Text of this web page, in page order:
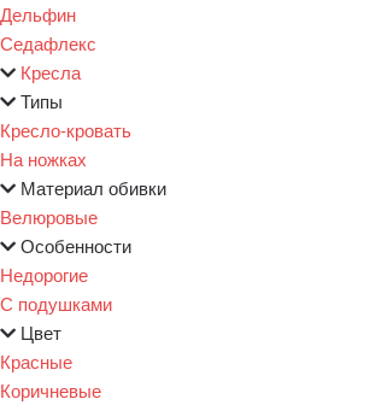
Дельфин
Седафлекс
Кресла
Типы
Кресло-кровать
На ножках
Материал обивки
Велюровые
Особенности
Недорогие
С подушками
Цвет
Красные
Коричневые